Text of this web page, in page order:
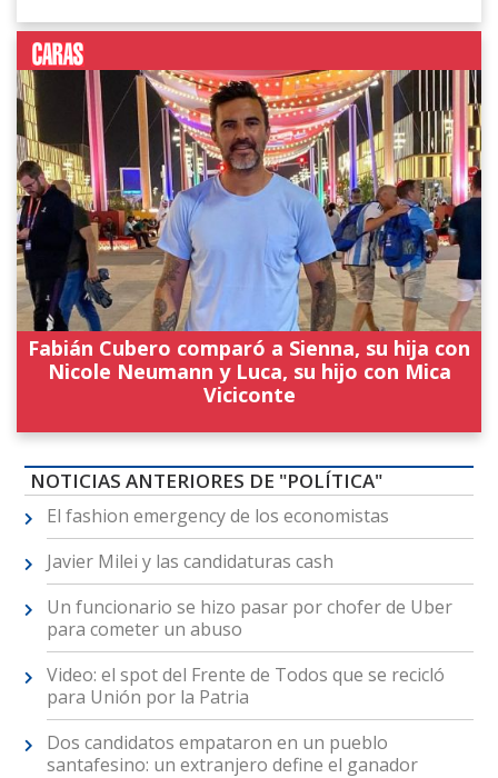
Fabián Cubero comparó a Sienna, su hija con
Nicole Neumann y Luca, su hijo con Mica
Viciconte
NOTICIAS ANTERIORES DE "POLÍTICA"
El fashion emergency de los economistas
Javier Milei y las candidaturas cash
Un funcionario se hizo pasar por chofer de Uber
para cometer un abuso
Video: el spot del Frente de Todos que se recicló
para Unión por la Patria
Dos candidatos empataron en un pueblo
santafesino: un extranjero define el ganador